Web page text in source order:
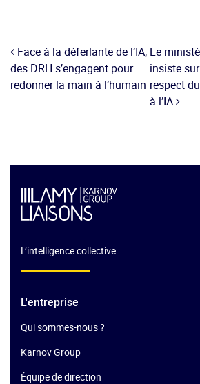
Face à la déferlante de l’IA,
des DRH s’engagent pour
redonner la main à l’humain
Le
insiste
respect
à l’IA
L’intelligence collective
L'entreprise
Qui sommes-nous ?
Karnov Group
Équipe de direction